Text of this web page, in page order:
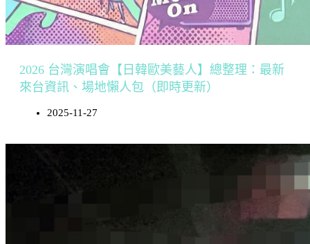
2026 台灣演唱會【日韓歐美藝人】總整理：最新
來台資訊、場地懶人包（即時更新）
2025-11-27